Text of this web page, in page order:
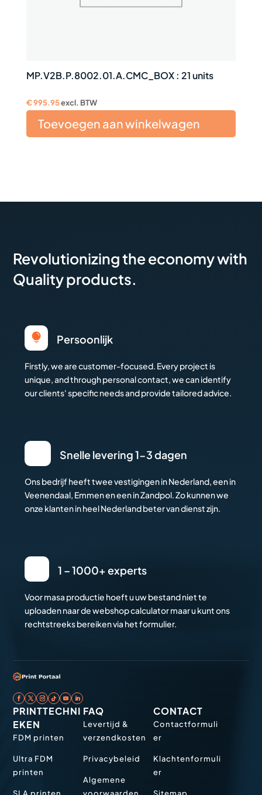
MP.V2B.P.8002.01.A.CMC_BOX : 21 units
€995.95excl. BTW
Toevoegen aan winkelwagen
Revolutionizing the economy with
Quality products.
 Persoonlijk
Firstly, we are customer-focused. Every project is
unique, and through personal contact, we can identify
our clients' specific needs and provide tailored advice.
Snelle levering 1-3 dagen
Ons bedrijf heeft twee vestigingen in Nederland, een in
Veenendaal, Emmen en een in Zandpol. Zo kunnen we
onze klanten in heel Nederland beter van dienst zijn.
1 – 1000+ experts
Voor masa productie hoeft u uw bestand niet te
uploaden naar de webshop calculator maar u kunt ons
rechtstreeks bereiken via het formulier.
PRINTTECHNI
EKEN
FDM printen
Ultra FDM
printen
FAQ
Levertijd &
verzendkosten
Privacybeleid
Algemene
CONTACT
Contactformuli
er
Klachtenformuli
er